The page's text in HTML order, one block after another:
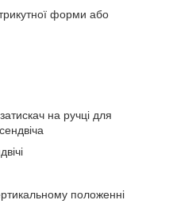
форми або
на ручці для
положенні